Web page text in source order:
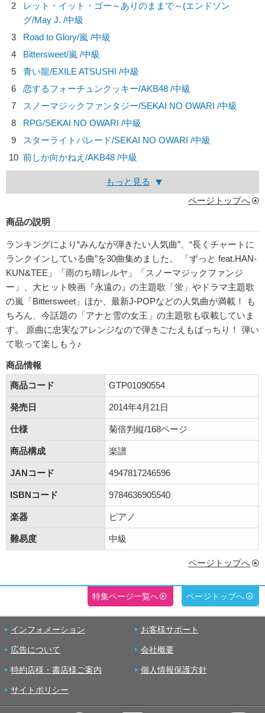
2
レット・イット・ゴー～ありのままで～(エンドソン
グ/May J. /中級
3
Road to Glory/嵐 /中級
4
Bittersweet/嵐 /中級
5
青い龍/EXILE ATSUSHI /中級
6
恋するフォーチュンクッキー/AKB48 /中級
7
スノーマジックファンタジー/SEKAI NO OWARI /中級
8
RPG/SEKAI NO OWARI /中級
9
スターライトパレード/SEKAI NO OWARI /中級
10 前しか向かねえ/AKB48 /中級
もっと見る
ページトップへ
商品の説明
ランキングにより“みんなが弾きたい人気曲”、“長くチャートに
ランクインしている曲”を30曲集めました。 「ずっと feat.HAN-
KUN&TEE」「雨のち晴レルヤ」「スノーマジックファンジ
ー」、大ヒット映画『永遠の』の主題歌「蛍」やドラマ主題歌
の嵐「Bittersweet」ほか、最新J-POPなどの人気曲が満載！ も
ちろん、今話題の「アナと雪の女王」の主題歌も収載していま
す。 原曲に忠実なアレンジなので弾きごたえもばっちり！ 弾い
て歌って楽しもう♪
商品情報
商品コード
GTP01090554
発売日 2014年4月21日
仕様 菊倍判縦/168ページ
商品構成 楽譜
JANコード 4947817246596
ISBNコード 9784636905540
楽器 ピアノ
難易度 中級
ページトップへ
特集ページ一覧へ ページトップへ
インフォメーション お客様サポート
広告について 会社概要
特約店様・書店様ご案内 個人情報保護方針
サイトポリシー